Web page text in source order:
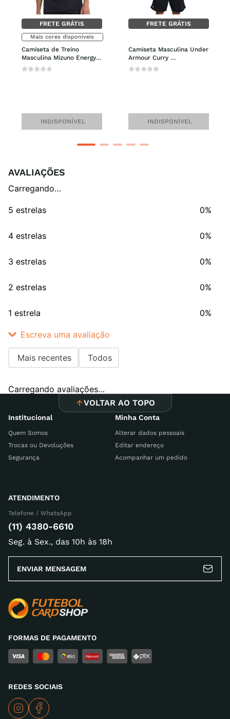
FRETE GRÁTIS
Mais cores disponíveis
Camiseta de Treino
Masculina Mizuno Energy
Stamp
INDISPONÍVEL
FRETE GRÁTIS
Camiseta Masculina Under
Armour Curry
Embroidered Splash
INDISPONÍVEL
AVALIAÇÕES
Carregando…
5 estrelas 0%
4 estrelas 0%
3 estrelas 0%
2 estrelas 0%
1 estrela 0%
Escreva uma avaliação
Título
Avalie o produto de 1 a 5 estrelas
Seu nome
Escreva uma avaliação
Mais recentes Todos
Carregando avaliações…
VOLTAR AO TOPO
Institucional
Quem Somos
Trocas ou Devoluções
Segurança
Minha Conta
Alterar dados pessoais
Editar endereço
Acompanhar um pedido
ATENDIMENTO
Telefone / WhatsApp
(11) 4380-6610
Seg. à Sex., das 10h às 18h
ENVIAR MENSAGEM
FORMAS DE PAGAMENTO
REDES SOCIAIS